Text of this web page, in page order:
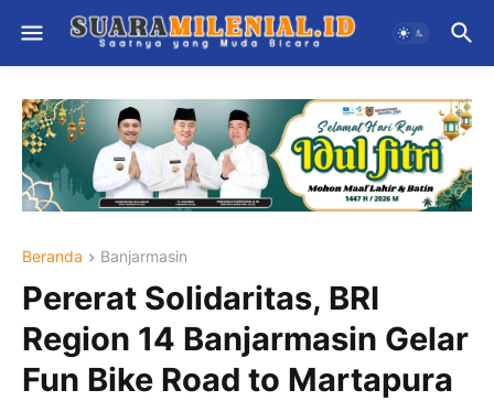
Beranda Banjarmasin
Pererat Solidaritas, BRI
Region 14 Banjarmasin Gelar
Fun Bike Road to Martapura